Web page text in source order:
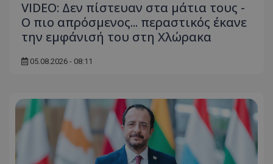
VIDEO: Δεν πίστευαν στα μάτια τους -
Ο πιο απρόσμενος... περαστικός έκανε
την εμφάνισή του στη Χλώρακα
05.08.2026 - 08:11